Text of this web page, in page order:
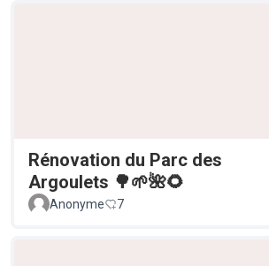
Rénovation du Parc des
Argoulets 🌳🌱🌺🌻
Anonyme 7